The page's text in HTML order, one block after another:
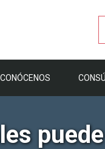
CONÓCENOS